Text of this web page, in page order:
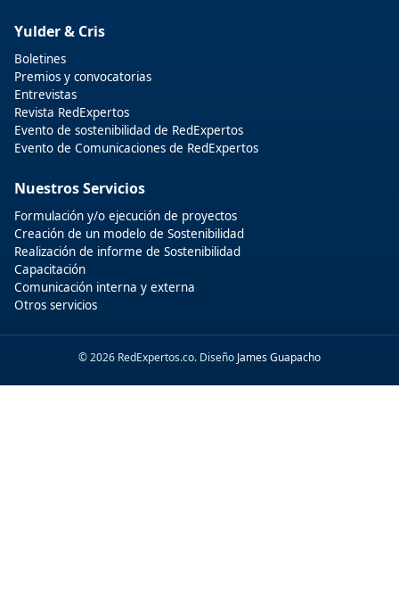
Yulder & Cris
Boletines
Premios y convocatorias
Entrevistas
Revista RedExpertos
Evento de sostenibilidad de RedExpertos
Evento de Comunicaciones de RedExpertos
Nuestros Servicios
Formulación y/o ejecución de proyectos
Creación de un modelo de Sostenibilidad
Realización de informe de Sostenibilidad
Capacitación
Comunicación interna y externa
Otros servicios
© 2026 RedExpertos.co. Diseño James Guapacho